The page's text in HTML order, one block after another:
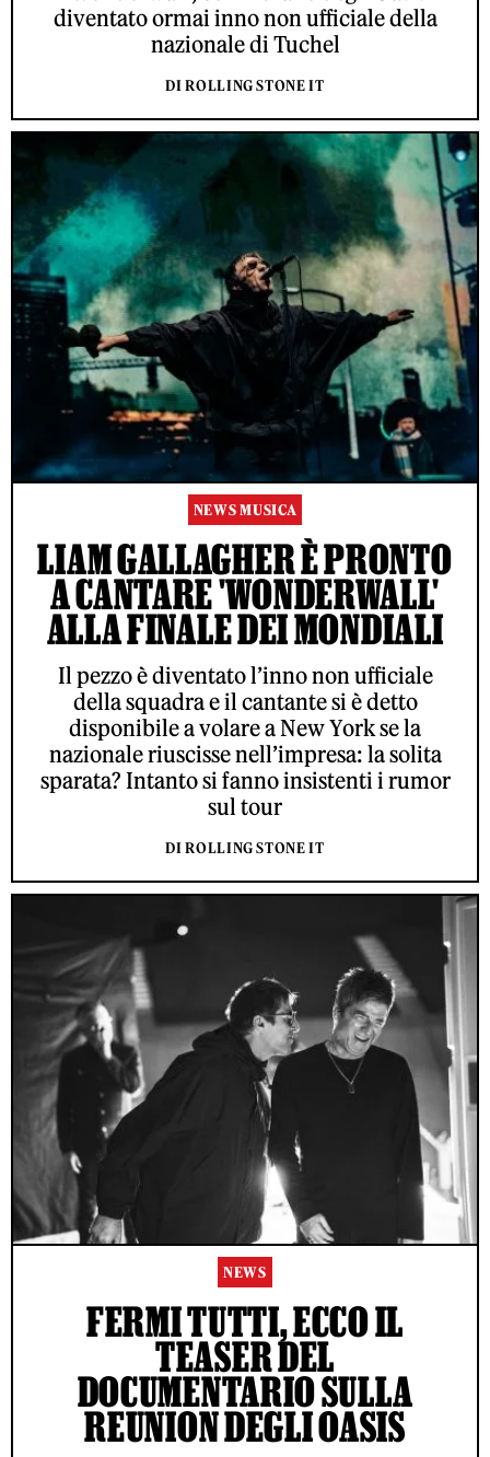
diventato ormai inno non ufficiale della
nazionale di Tuchel
DI ROLLING STONE IT
NEWS MUSICA
LIAM GALLAGHER È PRONTO
A CANTARE 'WONDERWALL'
ALLA FINALE DEI MONDIALI
Il pezzo è diventato l’inno non ufficiale
della squadra e il cantante si è detto
disponibile a volare a New York se la
nazionale riuscisse nell’impresa: la solita
sparata? Intanto si fanno insistenti i rumor
sul tour
DI ROLLING STONE IT
NEWS
FERMI TUTTI, ECCO IL
TEASER DEL
DOCUMENTARIO SULLA
REUNION DEGLI OASIS